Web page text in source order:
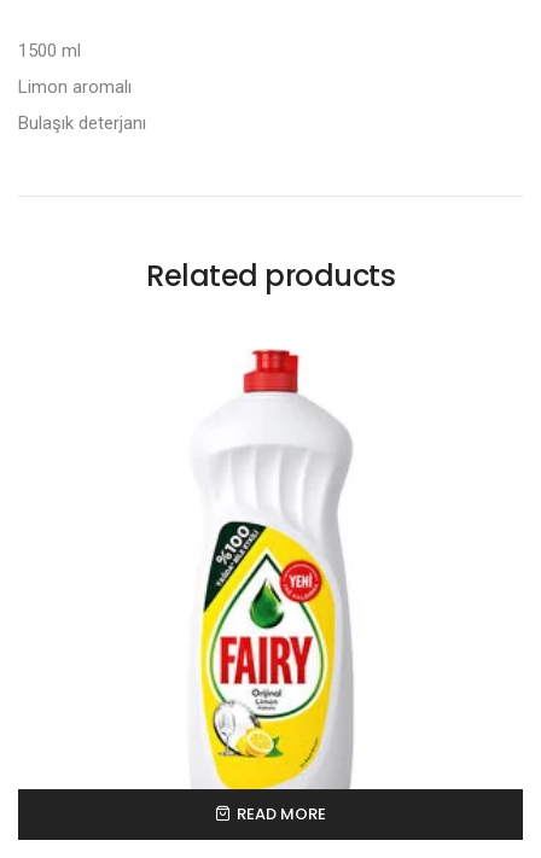
1500 ml
Limon aromalı
Bulaşık deterjanı
Related products
READ MORE